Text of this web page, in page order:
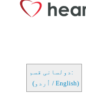
دولسانی قسم:
(اُردو / English)